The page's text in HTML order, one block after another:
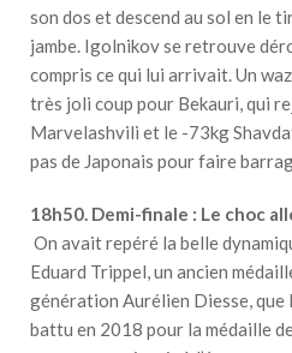
son dos et descend au sol en le
jambe. Igolnikov se retrouve
compris ce qui lui arrivait. Un
très joli coup pour Bekauri, qui
Marvelashvili et le -73kg
pas de Japonais pour faire
18h50. Demi-finale : Le choc
On avait repéré la belle
Eduard Trippel, un ancien
génération Aurélien Diesse,
battu en 2018 pour la médaille